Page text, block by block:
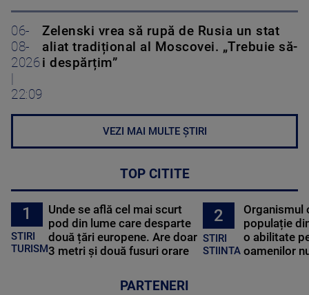
06-
08-
2026
22:09
Zelenski vrea să rupă de Rusia un stat
aliat tradițional al Moscovei. „Trebuie să-
i despărțim”
VEZI MAI MULTE ȘTIRI
TOP CITITE
1
STIRI
TURISM
Unde se află cel mai scurt
pod din lume care desparte
două țări europene. Are doar
3 metri și două fusuri orare
2
STIRI
STIINTA
Organismul
populație
o abilitate
oamenilor
PARTENERI